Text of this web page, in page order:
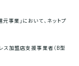
業」において、ネットプ
ス加盟店支援事業者（B型